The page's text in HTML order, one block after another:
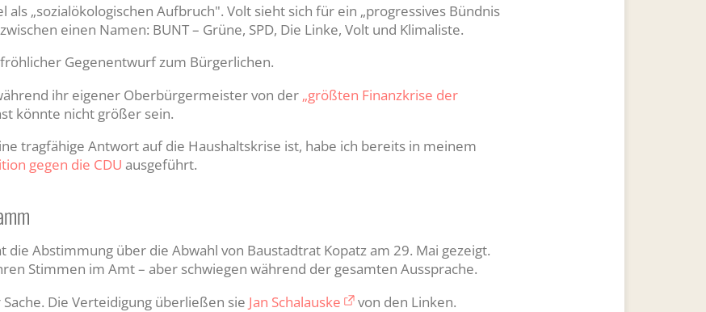
„sozialökologischen Aufbruch". Volt sieht sich für ein „progressives Bündnis
einen Namen: BUNT – Grüne, SPD, Die Linke, Volt und Klimaliste.
Gegenentwurf zum Bürgerlichen.
ihr eigener Oberbürgermeister von der „größten Finanzkrise der
könnte nicht größer sein.
tragfähige Antwort auf die Haushaltskrise ist, habe ich bereits in meinem
gegen die CDU ausgeführt.
Abstimmung über die Abwahl von Baustadtrat Kopatz am 29. Mai gezeigt.
Stimmen im Amt – aber schwiegen während der gesamten Aussprache.
Die Verteidigung überließen sie Jan Schalauske
von den Linken.